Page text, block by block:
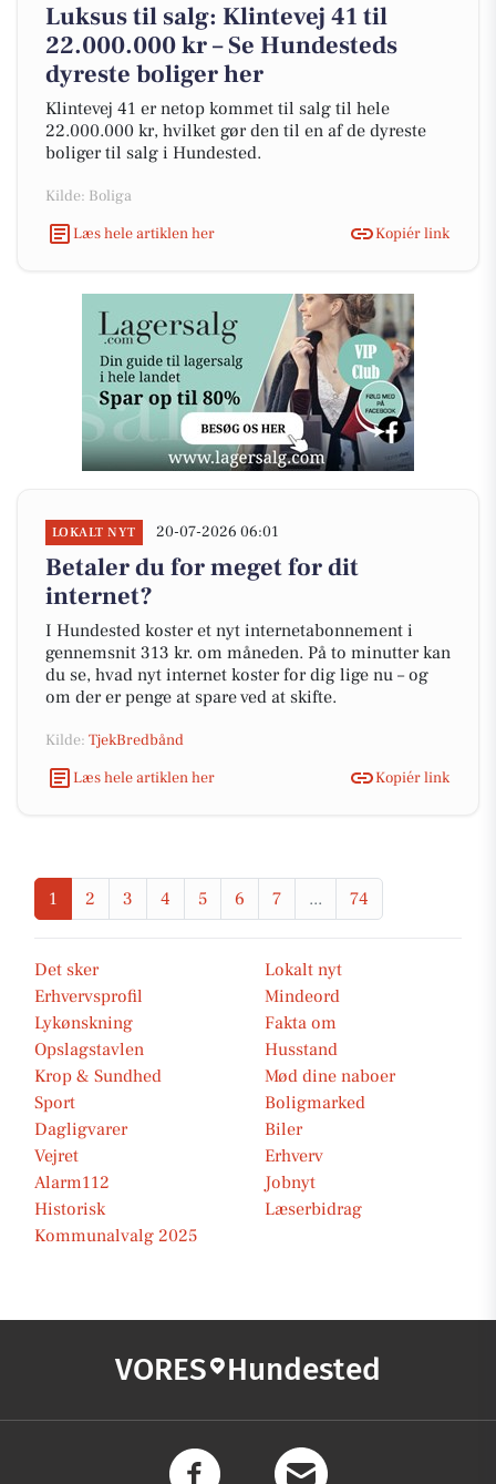
Luksus til salg: Klintevej 41 til
22.000.000 kr – Se Hundesteds
dyreste boliger her
Klintevej 41 er netop kommet til salg til hele
22.000.000 kr, hvilket gør den til en af de dyreste
boliger til salg i Hundested.
Kilde: Boliga
Læs hele artiklen her
Kopiér link
LOKALT NYT 20-07-2026 06:01
Betaler du for meget for dit
internet?
I Hundested koster et nyt internetabonnement i
gennemsnit 313 kr. om måneden. På to minutter kan
du se, hvad nyt internet koster for dig lige nu – og
om der er penge at spare ved at skifte.
Kilde: TjekBredbånd
Læs hele artiklen her
Kopiér link
1 2 3 4 5 6 7 ... 74
Det sker
Lokalt nyt
Erhvervsprofil
Mindeord
Lykønskning
Fakta om
Opslagstavlen
Husstand
Krop & Sundhed
Mød dine naboer
Sport
Boligmarked
Dagligvarer
Biler
Vejret
Erhverv
Alarm112
Jobnyt
Historisk
Læserbidrag
Kommunalvalg 2025
VORES Hundested